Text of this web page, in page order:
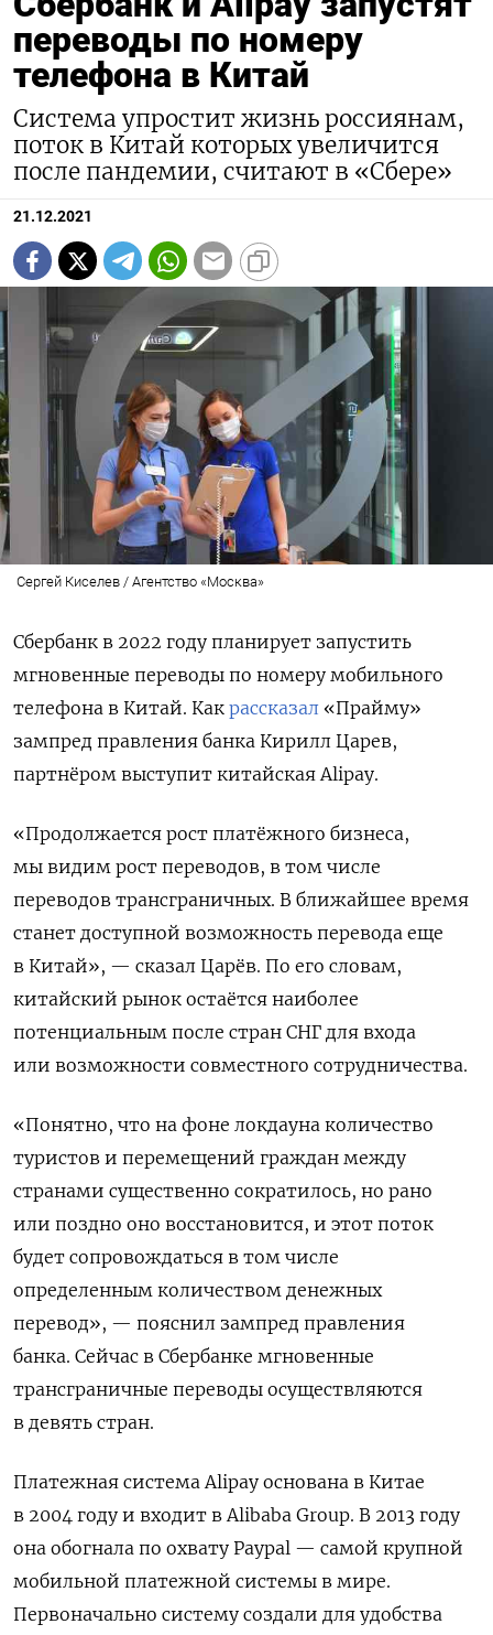
переводы по номеру
телефона в Китай
Система упростит жизнь россиянам,
поток в Китай которых увеличится
после пандемии, считают в «Сбере»
21.12.2021
Сергей Киселев / Агентство «Москва»
Сбербанк в 2022 году планирует запустить
мгновенные переводы по номеру мобильного
телефона в Китай. Как рассказал «Прайму»
зампред правления банка Кирилл Царев,
партнёром выступит китайская Alipay.
«Продолжается рост платёжного бизнеса,
мы видим рост переводов, в том числе
переводов трансграничных. В ближайшее время
станет доступной возможность перевода еще
в Китай», — сказал Царёв. По его словам,
китайский рынок остаётся наиболее
потенциальным после стран СНГ для входа
или возможности совместного сотрудничества.
«Понятно, что на фоне локдауна количество
туристов и перемещений граждан между
странами существенно сократилось, но рано
или поздно оно восстановится, и этот поток
будет сопровождаться в том числе
определенным количеством денежных
перевод», — пояснил зампред правления
банка. Сейчас в Сбербанке мгновенные
трансграничные переводы осуществляются
в девять стран.
Платежная система Alipay основана в Китае
в 2004 году и входит в Alibaba Group. В 2013 году
она обогнала по охвату Paypal — самой крупной
мобильной платежной системы в мире.
Первоначально систему создали для удобства